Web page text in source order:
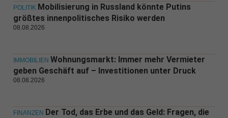
POLITIK Mobilisierung in Russland könnte Putins
größtes innenpolitisches Risiko werden
08.08.2026
IMMOBILIEN Wohnungsmarkt: Immer mehr Vermieter
geben Geschäft auf – Investitionen unter Druck
08.08.2026
FINANZEN Der Tod, das Erbe und das Geld: Fragen, die